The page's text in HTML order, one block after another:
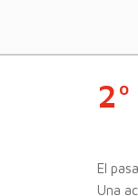
El
Una